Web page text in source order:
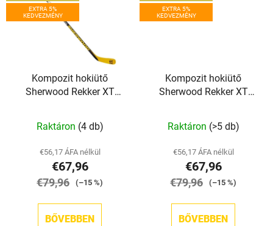
EXTRA 5%
KEDVEZMÉNY
Kompozit hokiütő
Sherwood Rekker XT
Raktáron (4 db)
€56,17 ÁFA nélkül
€67,96
€79,96 (–15 %)
BŐVEBBEN
EXTRA 5%
KEDVEZMÉNY
Kompozit hokiütő
Sherwood Rekker XT
Raktáron (>5 db)
€56,17 ÁFA nélkül
€67,96
€79,96 (–15 %)
BŐVEBBEN